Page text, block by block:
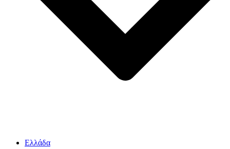
Ελλάδα